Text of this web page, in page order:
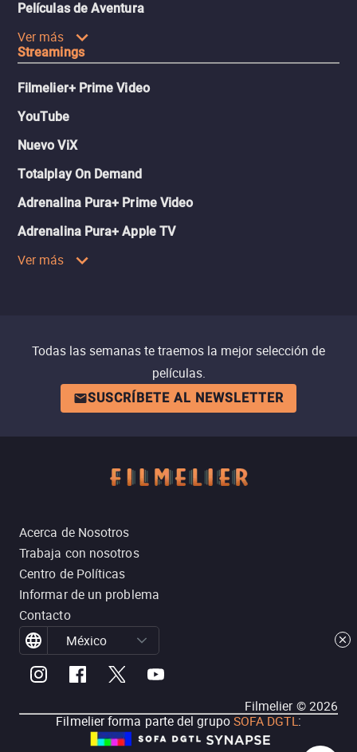
Películas de Aventura
Ver más
Streamings
Filmelier+ Prime Video
YouTube
Nuevo ViX
Totalplay On Demand
Adrenalina Pura+ Prime Video
Adrenalina Pura+ Apple TV
Ver más
Todas las semanas te traemos la mejor selección de
películas.
SUSCRÍBETE AL NEWSLETTER
Acerca de Nosotros
Trabaja con nosotros
Centro de Políticas
Informar de un problema
Contacto
México
Filmelier ©2026
Filmelier forma parte del grupoSOFA DGTL: